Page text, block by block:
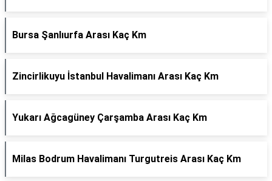
Bursa Şanlıurfa Arası Kaç Km
Zincirlikuyu İstanbul Havalimanı Arası Kaç Km
Yukarı Ağcagüney Çarşamba Arası Kaç Km
Milas Bodrum Havalimanı Turgutreis Arası Kaç Km